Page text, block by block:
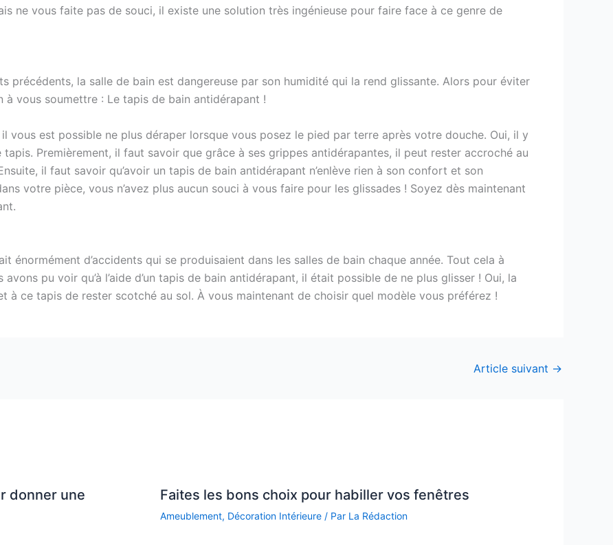
ne vous faite pas de souci, il existe une solution très ingénieuse pour faire face à ce genre de
précédents, la salle de bain est dangereuse par son humidité qui la rend glissante. Alors pour éviter
vous soumettre : Le tapis de bain antidérapant !
il vous est possible ne plus déraper lorsque vous posez le pied par terre après votre douche. Oui, il y
Premièrement, il faut savoir que grâce à ses grippes antidérapantes, il peut rester accroché au
il faut savoir qu’avoir un tapis de bain antidérapant n’enlève rien à son confort et son
votre pièce, vous n’avez plus aucun souci à vous faire pour les glissades ! Soyez dès maintenant
énormément d’accidents qui se produisaient dans les salles de bain chaque année. Tout cela à
pu voir qu’à l’aide d’un tapis de bain antidérapant, il était possible de ne plus glisser ! Oui, la
à ce tapis de rester scotché au sol. À vous maintenant de choisir quel modèle vous préférez !
Article suivant →
donner une
Faites les bons choix pour habiller vos fenêtres
Ameublement, Décoration Intérieure/ Par La Rédaction